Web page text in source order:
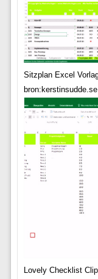
Sitzplan Excel
bron:kerstinsudde.se
Lovely Checklist